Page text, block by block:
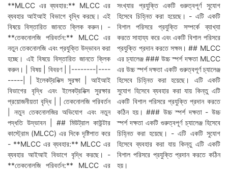
**MLCC এর ব্যবহার:** MLCC এর
ব্যবহার আইআই বিভাগে বৃদ্ধি করছে। এই
বিষয়ে বিস্তারিত জানতে ক্লিক করুন। -
**তেকনোলজি পরিবর্তন:** MLCC এর
নতুন তেকনোলজি এবং প্রযুক্তি উদ্ভাবন করা
হচ্ছে। এই বিষয়ে বিস্তারিত জানতে ক্লিক
করুন। | বিষয় | বিবরণ | |--------|----
-----| | ইলেকট্রনিক্স সুরক্ষা | আইআই
বিভাগের বৃদ্ধি এবং ইলেকট্রনিক্স সুরক্ষার
প্রয়োজনীয়তা বৃদ্ধি | | তেকনোলজি পরিবর্তন
| নতুন তেকনোলজির অভিযোগ এবং নতুন
পদ্ধতি উদ্ভাবন | ## মিউট্রাল কাউন্টার
কাস্ট্রোম (MLCC) এর দিকে দৃষ্টিপাত করে
- **MLCC এর ব্যবহার:** MLCC এর
ব্যবহার আইআই বিভাগে বৃদ্ধি করছে। -
**তেকনোলজি পরিবর্তন:** MLCC এর
সংখ্যার প্রযুক্তি একটি গুরুত্বপূর্ণ সুযোগ
হিসেবে চিহ্নিত করা হয়েছে। - এটি একটি
বিশাল পরিসরে প্রযুক্তি সম্পর্কে ব্যাখ্যা
করতে সাহায্য করে এবং একটি বিশাল পরিসরে
প্রযুক্তি প্রদান করতে সক্ষম। ## MLCC
এর চ্যালেঞ্জ ### উচ্চ স্পর্শ দক্ষতা MLCC
এর উচ্চ স্পর্শ দক্ষতা একটি গুরুত্বপূর্ণ চ্যালেঞ্জ
হিসেবে চিহ্নিত করা হয়েছে। এটি একটি
সুযোগ হিসেবে ব্যবহার করা যায় কিন্তু এটি
একটি বিশাল পরিসরে প্রযুক্তি প্রদান করতে
কঠিন হয়। ### উচ্চ স্পর্শ দক্ষতা - উচ্চ
স্পর্শ দক্ষতা একটি গুরুত্বপূর্ণ চ্যালেঞ্জ হিসেবে
চিহ্নিত করা হয়েছে। - এটি একটি সুযোগ
হিসেবে ব্যবহার করা যায় কিন্তু এটি একটি
বিশাল পরিসরে প্রযুক্তি প্রদান করতে কঠিন
হয়।